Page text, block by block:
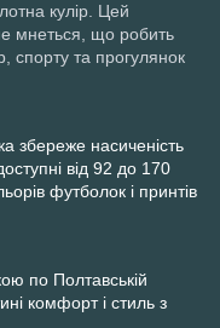
кулір. Цей
мнеться, що робить
спорту та прогулянок
збереже насиченість
від 92 до 170
футболок і принтів
по Полтавській
комфорт і стиль з